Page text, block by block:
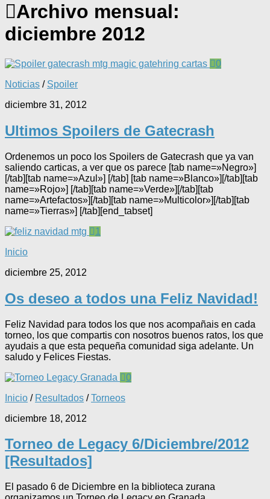
Archivo mensual:
diciembre 2012
0
Noticias / Spoiler
diciembre 31, 2012
Ultimos Spoilers de Gatecrash
Ordenemos un poco los Spoilers de Gatecrash que ya van
saliendo carticas, a ver que os parece [tab name=»Negro»]
[/tab][tab name=»Azul»] [/tab] [tab name=»Blanco»][/tab][tab
name=»Rojo»] [/tab][tab name=»Verde»][/tab][tab
name=»Artefactos»][/tab][tab name=»Multicolor»][/tab][tab
name=»Tierras»] [/tab][end_tabset]
1
Inicio
diciembre 25, 2012
Os deseo a todos una Feliz Navidad!
Feliz Navidad para todos los que nos acompañais en cada
torneo, los que compartis con nosotros buenos ratos, los que
ayudais a que esta pequeña comunidad siga adelante. Un
saludo y Felices Fiestas.
0
Inicio / Resultados /Torneos
diciembre 18, 2012
Torneo de Legacy 6/Diciembre/2012
[Resultados]
El pasado 6 de Diciembre en la biblioteca zurana